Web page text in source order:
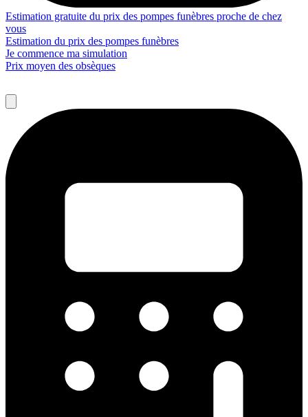
Estimation gratuite du prix des pompes funèbres proche de chez
vous
Estimation du prix des pompes funèbres
Je commence ma simulation
Prix moyen des obsèques